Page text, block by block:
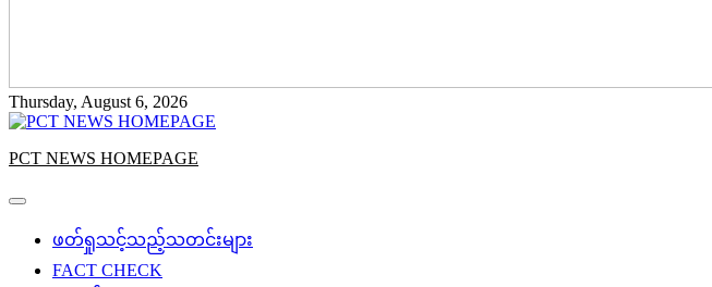
Thursday, August 6, 2026
PCT NEWS HOMEPAGE
ဖတ်ရှုသင့်သည့်သတင်းများ
FACT CHECK